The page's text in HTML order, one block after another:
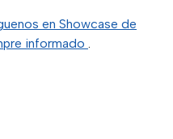
en Showcase de
informado .